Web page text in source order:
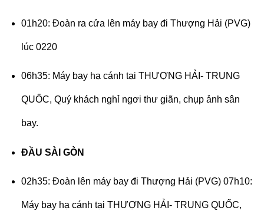
01h20: Đoàn ra cửa lên máy bay đi Thượng Hải (PVG)
lúc 0220
06h35: Máy bay hạ cánh tại THƯỢNG HẢI- TRUNG
QUỐC, Quý khách nghỉ ngơi thư giãn, chụp ảnh sân
bay.
ĐẦU SÀI GÒN
02h35: Đoàn lên máy bay đi Thượng Hải (PVG) 07h10:
Máy bay hạ cánh tại THƯỢNG HẢI- TRUNG QUỐC,